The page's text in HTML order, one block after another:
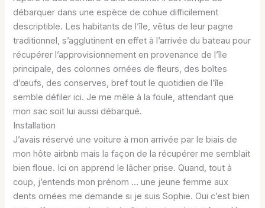
débarquer dans une espèce de cohue difficilement
descriptible. Les habitants de l’île, vêtus de leur pagne
traditionnel, s’agglutinent en effet à l’arrivée du bateau pour
récupérer l’approvisionnement en provenance de l’île
principale, des colonnes ornées de fleurs, des boîtes
d’œufs, des conserves, bref tout le quotidien de l’île
semble défiler ici. Je me mêle à la foule, attendant que
mon sac soit lui aussi débarqué.
Installation
J’avais réservé une voiture à mon arrivée par le biais de
mon hôte airbnb mais la façon de la récupérer me semblait
bien floue. Ici on apprend le lâcher prise. Quand, tout à
coup, j’entends mon prénom … une jeune femme aux
dents ornées me demande si je suis Sophie. Oui c’est bien